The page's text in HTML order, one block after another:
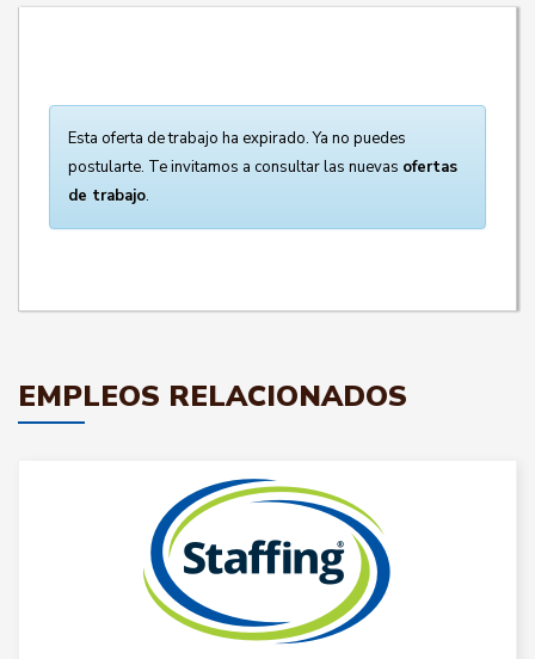
Esta oferta de trabajo ha expirado. Ya no puedes
postularte. Te invitamos a consultar las nuevas ofertas
de trabajo.
EMPLEOS RELACIONADOS